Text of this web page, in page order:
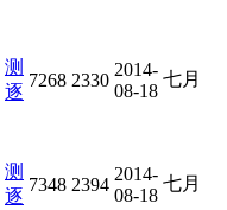
测
逐
7268 2330
2014-
08-18
七月
测
逐
7348 2394
2014-
08-18
七月